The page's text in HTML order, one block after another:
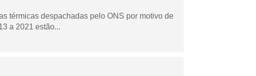
térmicas despachadas pelo ONS por motivo de
a 2021 estão...